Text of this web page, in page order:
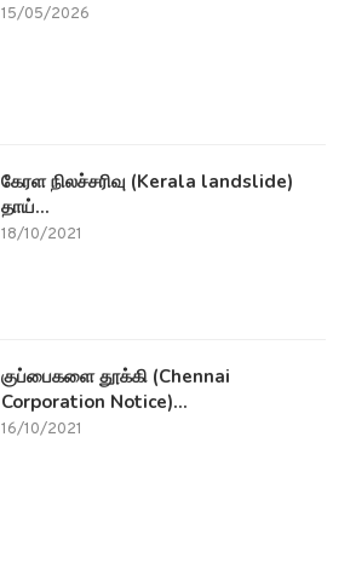
15/05/2026
கேரள நிலச்சரிவு (Kerala landslide)
தாய்...
18/10/2021
குப்பைகளை தூக்கி (Chennai
Corporation Notice)...
16/10/2021